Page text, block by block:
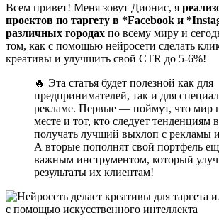
Всем привет! Меня зовут Дионис, я
проектов по таргету в *Facebook и
различных городах по всему миру и
том, как с помощью нейросети сделать
креативы и улучшить свой CTR до 5-6%!
🔥 Эта статья будет полезной как для
предпринимателей, так и для
рекламе. Первые — поймут, что мир
месте и тот, кто следует тенденциям
получать лучший выхлоп с рекламы и
А вторые пополнят свой портфель
важным инструментом, который
результаты их клиентам!